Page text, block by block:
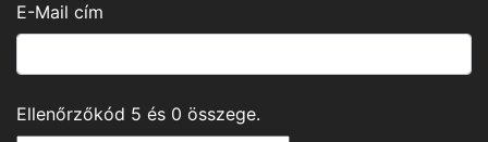
E-Mail cím
Ellenőrzőkód 5 és 0 összege.